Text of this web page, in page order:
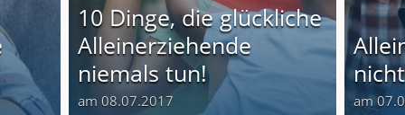
10 Dinge, die glückliche
Alleinerziehende
niemals tun!
am 08.07.2017 am